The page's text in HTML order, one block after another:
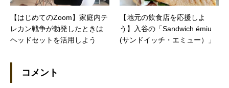
【はじめてのZoom】家庭内テ
レカン戦争が勃発したときは
ヘッドセットを活用しよう
【地元の飲食店を応援しよ
う】入谷の「Sandwich émiu
(サンドイッチ・エミュー）」
コメント